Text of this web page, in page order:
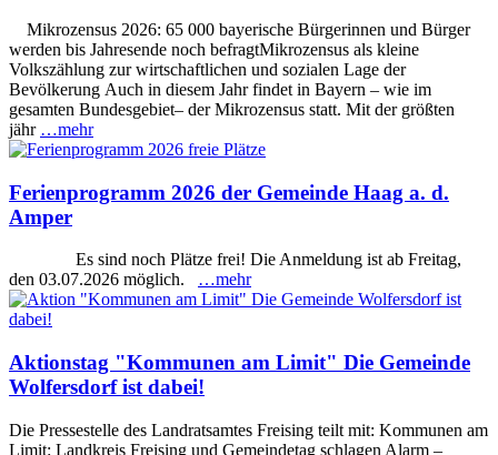
Mikrozensus 2026: 65 000 bayerische Bürgerinnen und Bürger
werden bis Jahresende noch befragtMikrozensus als kleine
Volkszählung zur wirtschaftlichen und sozialen Lage der
Bevölkerung Auch in diesem Jahr findet in Bayern – wie im
gesamten Bundesgebiet– der Mikrozensus statt. Mit der größten
jähr …mehr
Ferienprogramm 2026 der Gemeinde Haag a. d.
Amper
Es sind noch Plätze frei! Die Anmeldung ist ab Freitag,
den 03.07.2026 möglich. …mehr
Aktionstag "Kommunen am Limit" Die Gemeinde
Wolfersdorf ist dabei!
Die Pressestelle des Landratsamtes Freising teilt mit: Kommunen am
Limit: Landkreis Freising und Gemeindetag schlagen Alarm –